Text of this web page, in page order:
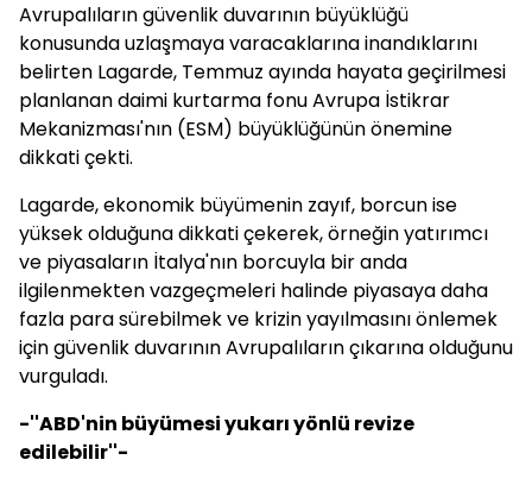
Avrupalıların güvenlik duvarının büyüklüğü
konusunda uzlaşmaya varacaklarına inandıklarını
belirten Lagarde, Temmuz ayında hayata geçirilmesi
planlanan daimi kurtarma fonu Avrupa İstikrar
Mekanizması'nın (ESM) büyüklüğünün önemine
dikkati çekti.
Lagarde, ekonomik büyümenin zayıf, borcun ise
yüksek olduğuna dikkati çekerek, örneğin yatırımcı
ve piyasaların İtalya'nın borcuyla bir anda
ilgilenmekten vazgeçmeleri halinde piyasaya daha
fazla para sürebilmek ve krizin yayılmasını önlemek
için güvenlik duvarının Avrupalıların çıkarına olduğunu
vurguladı.
-''ABD'nin büyümesi yukarı yönlü revize
edilebilir''-